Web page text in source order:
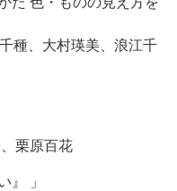
種、大村瑛美、浪江千
栗原百花
』 」